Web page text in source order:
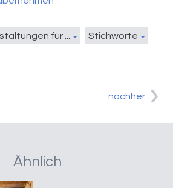
für ... Stichworte
nachher
Ähnlich